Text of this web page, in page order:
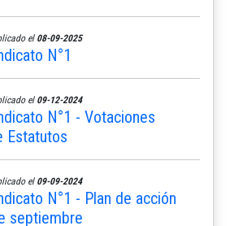
el 08-09-2025
N°1
el 09-12-2024
N°1 - Votaciones
Estatutos
el 09-09-2024
N°1 - Plan de acción
septiembre